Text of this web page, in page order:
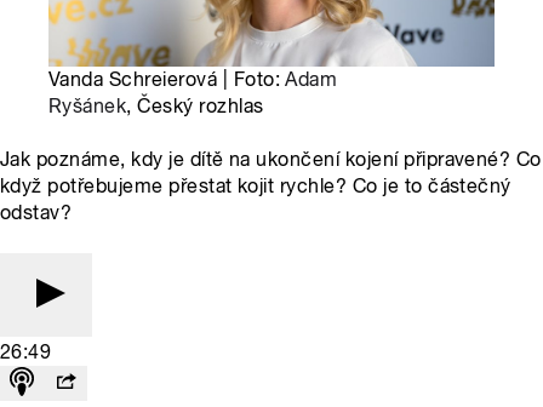
Vanda Schreierová | Foto:Adam
Ryšánek, Český rozhlas
Jak poznáme, kdy je dítě na ukončení kojení připravené? Co
když potřebujeme přestat kojit rychle? Co je to částečný
odstav?
26:49